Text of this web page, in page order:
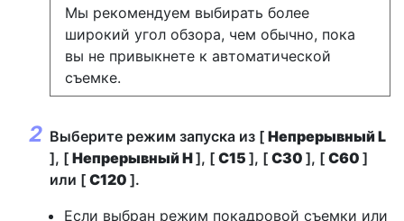
Мы рекомендуем выбирать более
широкий угол обзора, чем обычно, пока
вы не привыкнете к автоматической
съемке.
Выберите режим запуска из [ Непрерывный L
], [ Непрерывный H], [ C15 ], [ C30 ], [ C60 ]
или [ C120 ].
Если выбран режим покадровой съемки или